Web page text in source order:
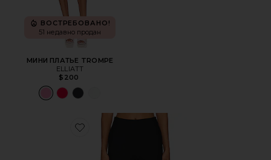
ВОСТРЕБОВАНО!
51 недавно продан
МИНИ ПЛАТЬЕ TROMPE
ELLIATT
$200
Favorite КАПРИ CHAYA